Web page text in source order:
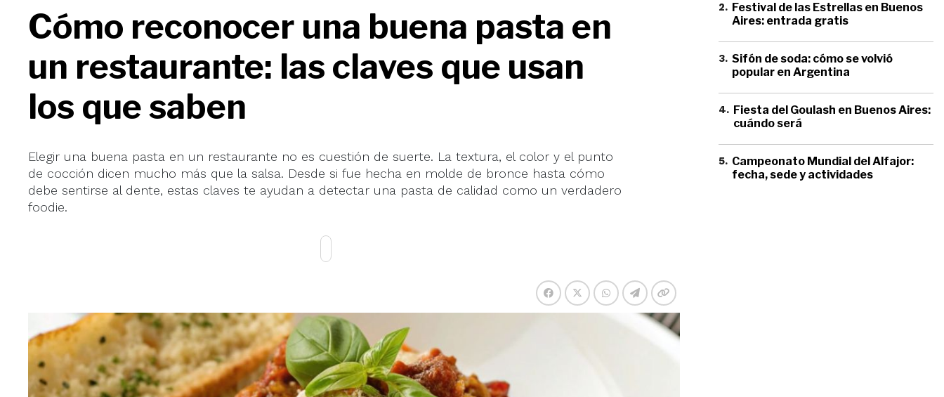
Cómo reconocer una buena pasta en
un restaurante: las claves que usan
los que saben
Elegir una buena pasta en un restaurante no es cuestión de suerte. La textura, el color y el punto
de cocción dicen mucho más que la salsa. Desde si fue hecha en molde de bronce hasta cómo
debe sentirse al dente, estas claves te ayudan a detectar una pasta de calidad como un verdadero
foodie.
2. Festival de las Estrellas en Buenos
Aires: entrada gratis
3. Sifón de soda: cómo se volvió
popular en Argentina
4. Fiesta del Goulash en Buenos Aires:
cuándo será
5. Campeonato Mundial del Alfajor:
fecha, sede y actividades